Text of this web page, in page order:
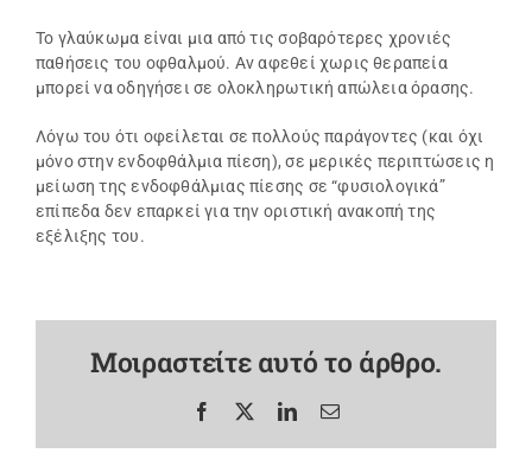
Το γλαύκωμα είναι μια από τις σοβαρότερες χρονιές
παθήσεις του οφθαλμού. Αν αφεθεί χωρις θεραπεία
μπορεί να οδηγήσει σε ολοκληρωτική απώλεια όρασης.
Λόγω του ότι οφείλεται σε πολλούς παράγοντες (και όχι
μόνο στην ενδοφθάλμια πίεση), σε μερικές περιπτώσεις η
μείωση της ενδοφθάλμιας πίεσης σε “φυσιολογικά”
επίπεδα δεν επαρκεί για την οριστική ανακοπή της
εξέλιξης του.
Μοιραστείτε αυτό το άρθρο.
Facebook LinkedInEmail